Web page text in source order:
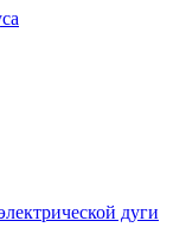
дуги